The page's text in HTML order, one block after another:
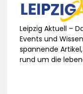
Leipzig Aktuell –
Events und
spannende
rund um die